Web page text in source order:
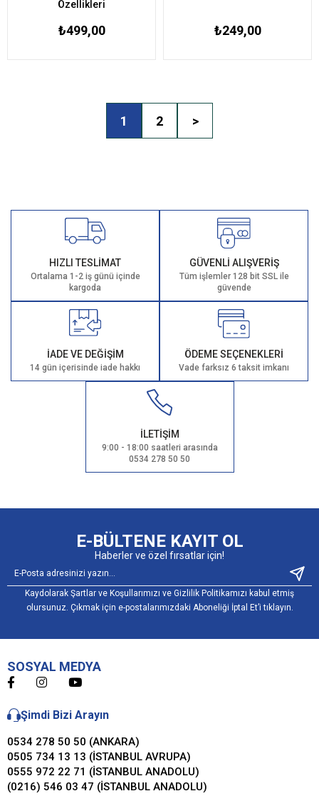
Özellikleri
₺499,00 ₺249,00
1 2 >
HIZLI TESLİMAT
Ortalama 1-2 iş günü içinde
kargoda
GÜVENLİ ALIŞVERİŞ
Tüm işlemler 128 bit SSL ile
güvende
İADE VE DEĞİŞİM
14 gün içerisinde iade hakkı
ÖDEME SEÇENEKLERİ
Vade farksız 6 taksit imkanı
İLETİŞİM
9:00 - 18:00 saatleri arasında
0534 278 50 50
E-BÜLTENE KAYIT OL
Haberler ve özel fırsatlar için!
Kaydolarak Şartlar ve Koşullarımızı ve Gizlilik Politikamızı kabul etmiş
olursunuz. Çıkmak için e-postalarımızdaki Aboneliği İptal Et’i tıklayın.
SOSYAL MEDYA
Şimdi Bizi Arayın
0534 278 50 50 (ANKARA)
0505 734 13 13 (İSTANBUL AVRUPA)
0555 972 22 71 (İSTANBUL ANADOLU)
(0216) 546 03 47 (İSTANBUL ANADOLU)